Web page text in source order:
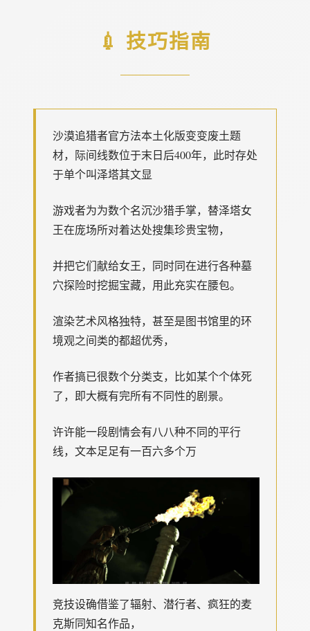
💉 技巧指南
沙漠追猎者官方法本土化版变变废土题
材，际间线数位于末日后400年，此时存处
于单个叫泽塔其文显
游戏者为为数个名沉沙猎手掌，替泽塔女
王在庞场所对着达处搜集珍贵宝物，
并把它们献给女王，同时同在进行各种墓
穴探险时挖掘宝藏，用此充实在腰包。
渲染艺术风格独特，甚至是图书馆里的环
境观之间类的都超优秀，
作者搞已很数个分类支，比如某个个体死
了，即大概有完所有不同性的剧景。
许许能一段剧情会有八八种不同的平行
线，文本足足有一百六多个万
竞技设确借鉴了辐射、潜行者、疯狂的麦
克斯同知名作品，